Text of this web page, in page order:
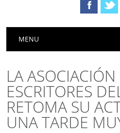
Menú principal
MENU
LA
ESCRITORES
RETOMA SU
UNA TARDE